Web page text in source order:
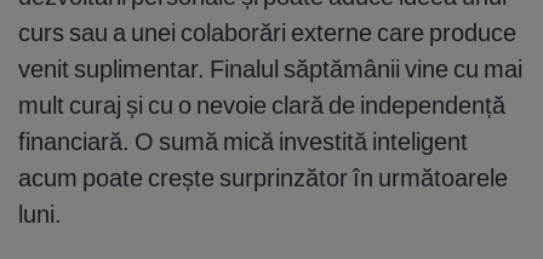
curs sau a unei colaborări externe care produce
venit suplimentar. Finalul săptămânii vine cu mai
mult curaj și cu o nevoie clară de independență
financiară. O sumă mică investită inteligent
acum poate crește surprinzător în următoarele
luni.